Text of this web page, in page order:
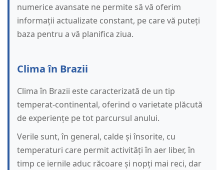
numerice avansate ne permite să vă oferim
informații actualizate constant, pe care vă puteți
baza pentru a vă planifica ziua.
Clima în Brazii
Clima în Brazii este caracterizată de un tip
temperat-continental, oferind o varietate plăcută
de experiențe pe tot parcursul anului.
Verile sunt, în general, calde și însorite, cu
temperaturi care permit activități în aer liber, în
timp ce iernile aduc răcoare și nopți mai reci, dar